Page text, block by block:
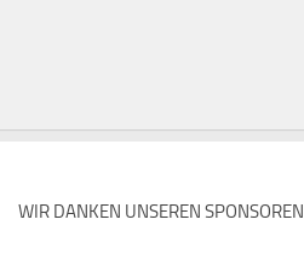
WIR DANKEN UNSEREN SPONSOREN